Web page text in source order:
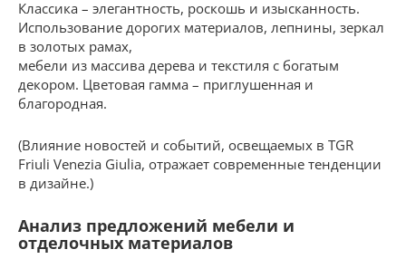
Классика – элегантность, роскошь и изысканность.
Использование дорогих материалов, лепнины, зеркал
в золотых рамах,
мебели из массива дерева и текстиля с богатым
декором. Цветовая гамма – приглушенная и
благородная.
(Влияние новостей и событий, освещаемых в TGR
Friuli Venezia Giulia, отражает современные тенденции
в дизайне.)
Анализ предложений мебели и
отделочных материалов